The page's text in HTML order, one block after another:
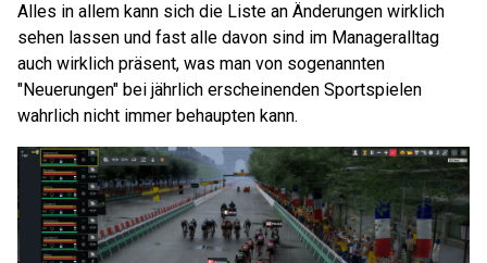
Alles in allem kann sich die Liste an Änderungen wirklich
sehen lassen und fast alle davon sind im Manageralltag
auch wirklich präsent, was man von sogenannten
"Neuerungen" bei jährlich erscheinenden Sportspielen
wahrlich nicht immer behaupten kann.